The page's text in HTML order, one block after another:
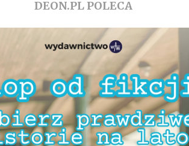
DEON.PL POLECA